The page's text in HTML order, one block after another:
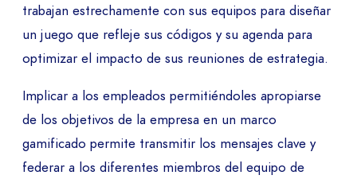
trabajan estrechamente con sus equipos para diseñar
un juego que refleje sus códigos y su agenda para
optimizar el impacto de sus reuniones de estrategia.
Implicar a los empleados permitiéndoles apropiarse
de los objetivos de la empresa en un marco
gamificado permite transmitir los mensajes clave y
federar a los diferentes miembros del equipo de